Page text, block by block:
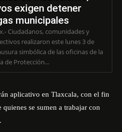
exigen detener
municipales
Ciudadanos, comunidades y
realizaron este lunes 3 de
simbólica de las oficinas de la
de Protección...
aplicativo en Tlaxcala, con el fin
se sumen a trabajar con